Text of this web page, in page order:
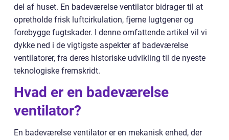
del af huset. En badeværelse ventilator bidrager til at
opretholde frisk luftcirkulation, fjerne lugtgener og
forebygge fugtskader. I denne omfattende artikel vil vi
dykke ned i de vigtigste aspekter af badeværelse
ventilatorer, fra deres historiske udvikling til de nyeste
teknologiske fremskridt.
Hvad er en badeværelse
ventilator?
En badeværelse ventilator er en mekanisk enhed, der